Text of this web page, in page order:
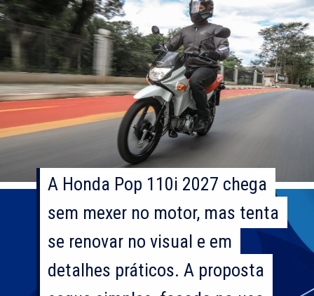
A Honda Pop 110i 2027 chega
sem mexer no motor, mas tenta
se renovar no visual e em
detalhes práticos. A proposta
A Honda Pop 110i 2027 chega
sem mexer no motor, mas tenta
se renovar no visual e em
detalhes práticos. A proposta